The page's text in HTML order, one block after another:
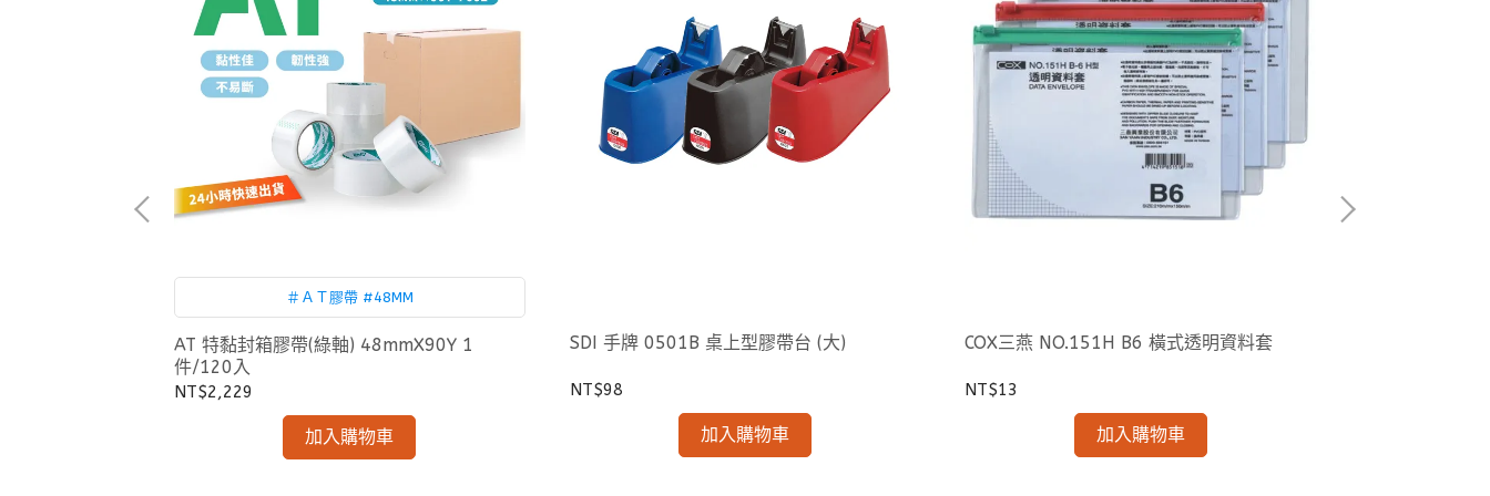
＃ＡＴ膠帶 #48MM
AT 特黏封箱膠帶(綠軸) 48mmX90Y 1
件/120入
NT$2,229
加入購物車
SDI 手牌 0501B 桌上型膠帶台 (大)
NT$98
加入購物車
COX三燕 NO.151H B6 橫式透明資料套
NT$13
加入購物車